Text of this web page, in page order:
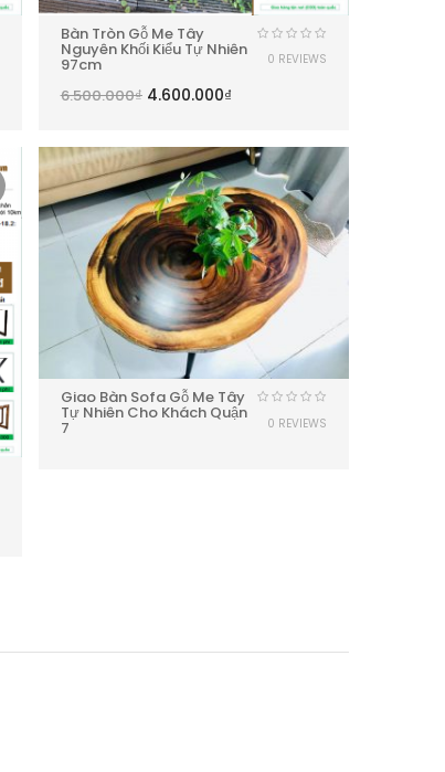
Bàn Tròn Gỗ Me Tây
Nguyên Khối Kiểu Tự Nhiên
97cm
6.500.000₫ 4.600.000₫
0 REVIEWS
Giao Bàn Sofa Gỗ Me Tây
Tự Nhiên Cho Khách Quận
7 0 REVIEWS